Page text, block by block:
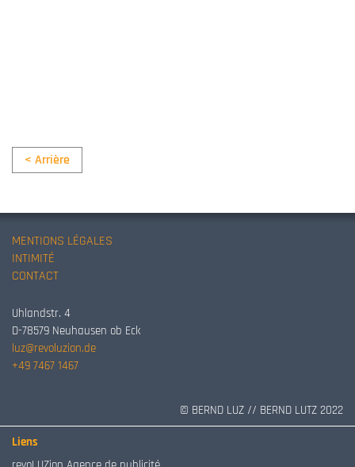
< Arrière
MENTIONS LÉGALES
INTIMITÉ
CONTACT
Uhlandstr. 4
D-78579 Neuhausen ob Eck
luz@revoluzion.de
+49 7467 1467
© BERND LUZ // BERND LUTZ 2022
Liens